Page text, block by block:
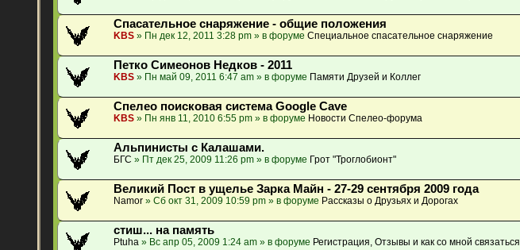
Спасательное снаряжение - общие положения
KBS » Пн дек 12, 2011 3:28 pm » в форумеСпециальное спасательное снаряжение
Петко Симеонов Недков - 2011
KBS » Пн май 09, 2011 6:47 am » в форуме Памяти Друзей и Коллег
Спелео поисковая система Google Cave
KBS » Пн янв 11, 2010 6:55 pm » в форуме Новости Спелео-форума
Альпинисты с Калашами.
БГС » Пт дек 25, 2009 11:26 pm » в форуме Грот "Троглобионт"
Великий Пост в ущелье Зарка Майн - 27-29 сентября 2009 года
Namor » Сб окт 31, 2009 10:59 pm » в форуме Рассказы о Друзьях и Дорогах
стиш... на память
Ptuha » Вс апр 05, 2009 1:24 am » в форуме Регистрация, Отзывы и как со мной связаться